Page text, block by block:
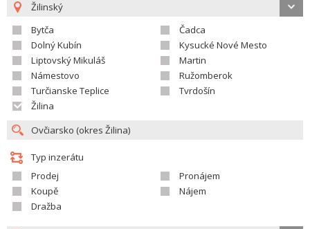
Žilinský
Bytča
Čadca
Dolný Kubín
Kysucké Nové Mesto
Liptovský Mikuláš
Martin
Námestovo
Ružomberok
Turčianske Teplice
Tvrdošín
Žilina
Typ inzerátu
Prodej
Pronájem
Koupě
Nájem
Dražba